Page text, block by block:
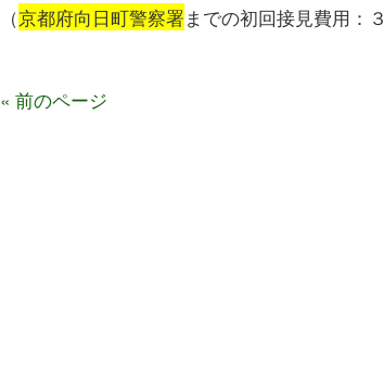
（京都府向日町警察署までの初回接見費用：
« 前のページ